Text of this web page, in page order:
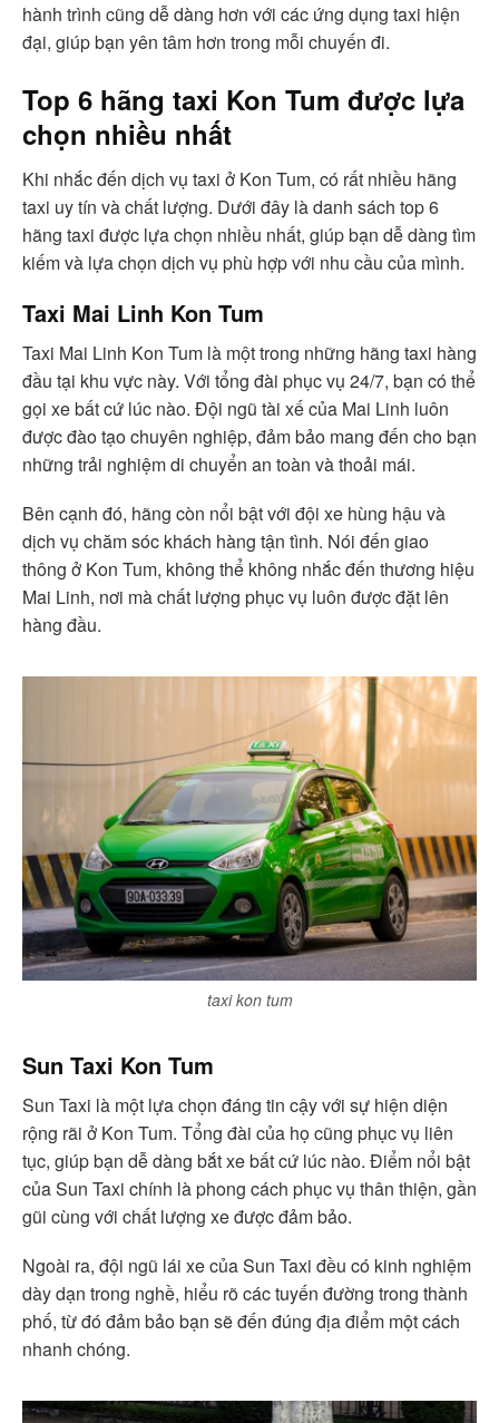
hành trình cũng dễ dàng hơn với các ứng dụng taxi hiện
đại, giúp bạn yên tâm hơn trong mỗi chuyến đi.
Top 6 hãng taxi Kon Tum được lựa
chọn nhiều nhất
Khi nhắc đến dịch vụ taxi ở Kon Tum, có rất nhiều hãng
taxi uy tín và chất lượng. Dưới đây là danh sách top 6
hãng taxi được lựa chọn nhiều nhất, giúp bạn dễ dàng tìm
kiếm và lựa chọn dịch vụ phù hợp với nhu cầu của mình.
Taxi Mai Linh Kon Tum
Taxi Mai Linh Kon Tum là một trong những hãng taxi hàng
đầu tại khu vực này. Với tổng đài phục vụ 24/7, bạn có thể
gọi xe bất cứ lúc nào. Đội ngũ tài xế của Mai Linh luôn
được đào tạo chuyên nghiệp, đảm bảo mang đến cho bạn
những trải nghiệm di chuyển an toàn và thoải mái.
Bên cạnh đó, hãng còn nổi bật với đội xe hùng hậu và
dịch vụ chăm sóc khách hàng tận tình. Nói đến giao
thông ở Kon Tum, không thể không nhắc đến thương hiệu
Mai Linh, nơi mà chất lượng phục vụ luôn được đặt lên
hàng đầu.
taxi kon tum
Sun Taxi Kon Tum
Sun Taxi là một lựa chọn đáng tin cậy với sự hiện diện
rộng rãi ở Kon Tum. Tổng đài của họ cũng phục vụ liên
tục, giúp bạn dễ dàng bắt xe bất cứ lúc nào. Điểm nổi bật
của Sun Taxi chính là phong cách phục vụ thân thiện, gần
gũi cùng với chất lượng xe được đảm bảo.
Ngoài ra, đội ngũ lái xe của Sun Taxi đều có kinh nghiệm
dày dạn trong nghề, hiểu rõ các tuyến đường trong thành
phố, từ đó đảm bảo bạn sẽ đến đúng địa điểm một cách
nhanh chóng.